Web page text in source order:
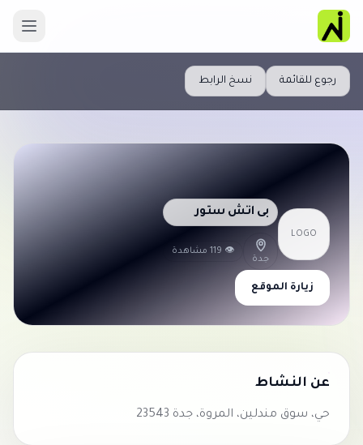
رجوع للقائمة نسخ الرابط
LOGO
بى اتش ستور
جدة
👁 119 مشاهدة
زيارة الموقع
عن النشاط
حي، سوق مندلين، المروة، جدة 23543